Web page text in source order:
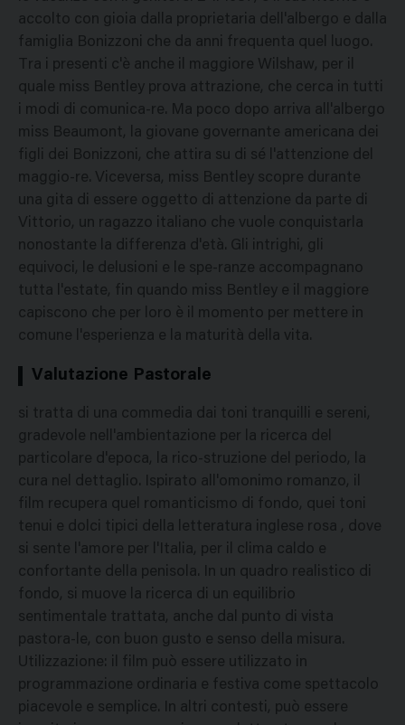
accolto con gioia dalla proprietaria dell'albergo e dalla
famiglia Bonizzoni che da anni frequenta quel luogo.
Tra i presenti c'è anche il maggiore Wilshaw, per il
quale miss Bentley prova attrazione, che cerca in tutti
i modi di comunica-re. Ma poco dopo arriva all'albergo
miss Beaumont, la giovane governante americana dei
figli dei Bonizzoni, che attira su di sé l'attenzione del
maggio-re. Viceversa, miss Bentley scopre durante
una gita di essere oggetto di attenzione da parte di
Vittorio, un ragazzo italiano che vuole conquistarla
nonostante la differenza d'età. Gli intrighi, gli
equivoci, le delusioni e le spe-ranze accompagnano
tutta l'estate, fin quando miss Bentley e il maggiore
capiscono che per loro è il momento per mettere in
comune l'esperienza e la maturità della vita.
Valutazione Pastorale
si tratta di una commedia dai toni tranquilli e sereni,
gradevole nell'ambientazione per la ricerca del
particolare d'epoca, la rico-struzione del periodo, la
cura nel dettaglio. Ispirato all'omonimo romanzo, il
film recupera quel romanticismo di fondo, quei toni
tenui e dolci tipici della letteratura inglese rosa , dove
si sente l'amore per l'Italia, per il clima caldo e
confortante della penisola. In un quadro realistico di
fondo, si muove la ricerca di un equilibrio
sentimentale trattata, anche dal punto di vista
pastora-le, con buon gusto e senso della misura.
Utilizzazione: il film può essere utilizzato in
programmazione ordinaria e festiva come spettacolo
piacevole e semplice. In altri contesti, può essere